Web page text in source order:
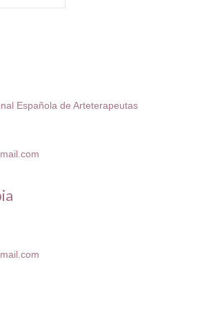
Canarias
Española de Arteterapeutas